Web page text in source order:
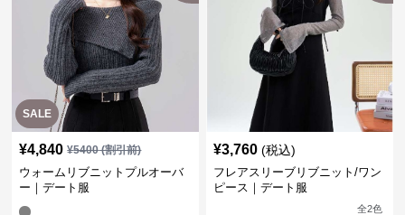
SALE
¥4,840 ¥5400(割引前)
ウォームリブニットプルオーバ
ー｜デート服
¥3,760 (税込)
フレアスリーブリブニット/ワン
ピース｜デート服
全2色